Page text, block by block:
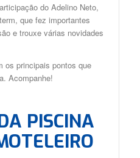
do Adelino Neto,
que fez importantes
e trouxe várias novidades
os principais pontos que
Acompanhe!
PISCINA